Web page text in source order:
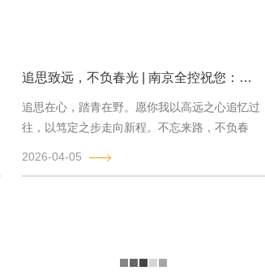
追思致远，不负春光 | 南京全控祝您：清明安康
追思在心，踏青在野。愿你我以高远之心追忆过
往，以笃定之步走向新程。不忘来路，不负春
2026-04-05